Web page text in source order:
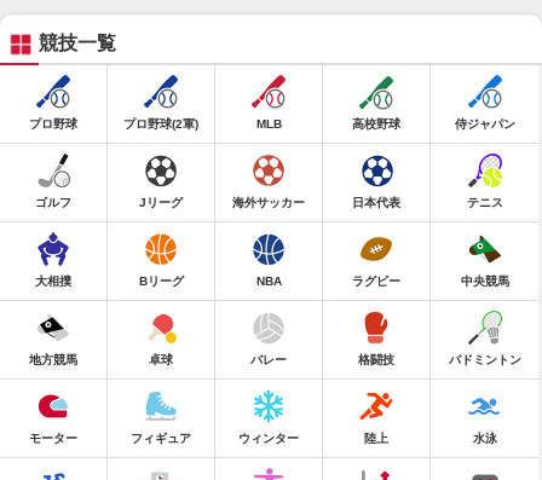
競技一覧
プロ野球 プロ野球(2軍) MLB 高校野球 侍ジャパン
ゴルフ Jリーグ 海外サッカー 日本代表 テニス
大相撲 Bリーグ NBA ラグビー 中央競馬
地方競馬 卓球 バレー 格闘技 バドミントン
モーター フィギュア ウィンター 陸上 水泳